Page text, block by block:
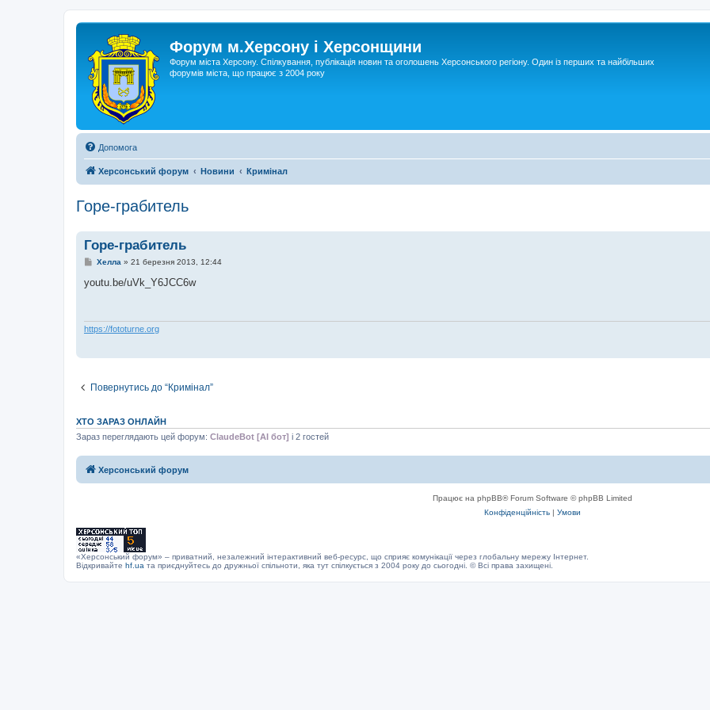
Форум м.Херсону і Херсонщини
Форум міста Херсону. Спілкування, публікація новин та оголошень Херсонського регіону. Один із перших та найбільших
форумів міста, що працює з 2004 року
Допомога
Херсонський форум Новини Кримінал
Горе-грабитель
Горе-грабитель
П
в
л
Хелла » 21 березня 2013, 12:44
youtu.be/uVk_Y6JCC6w
https://fototurne.org
Повернутись до “Кримінал”
ХТО ЗАРАЗ ОНЛАЙН
Зараз переглядають цей форум: ClaudeBot [AI бот] і 2 гостей
Херсонський форум
Працює на phpBB® Forum Software © phpBB Limited
Конфіденційність | Умови
«Херсонський форум» – приватний, незалежний інтерактивний веб-ресурс, що сприяє комунікації через глобальну мережу Інтернет.
Відкривайте hf.ua та приєднуйтесь до дружньої спільноти, яка тут спілкується з 2004 року до сьогодні. © Всі права захищені.